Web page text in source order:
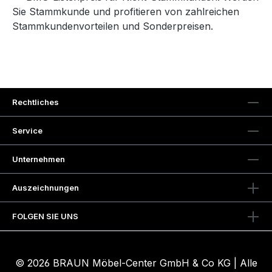
Sie Stammkunde und profitieren von zahlreichen
Stammkundenvorteilen und Sonderpreisen.
Rechtliches
Service
Unternehmen
Auszeichnungen
FOLGEN SIE UNS
© 2026 BRAUN Möbel-Center GmbH & Co KG | Alle